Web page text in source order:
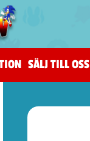
SÄLJ TILL OSS